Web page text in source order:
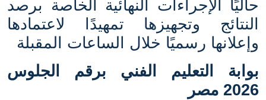
حاليًا الإجراءات النهائية الخاصة برصد
النتائج وتجهيزها تمهيدًا لاعتمادها
وإعلانها رسميًا خلال الساعات المقبلة
بوابة التعليم الفني برقم الجلوس
2026 مصر